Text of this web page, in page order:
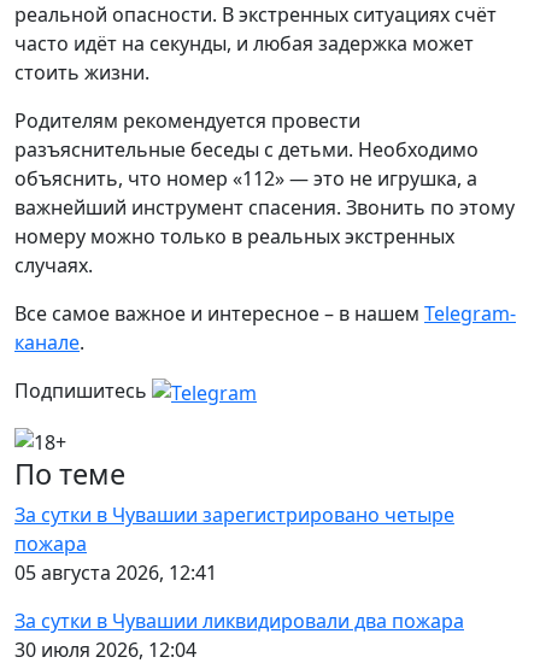
реальной опасности. В экстренных ситуациях счёт
часто идёт на секунды, и любая задержка может
стоить жизни.
Родителям рекомендуется провести
разъяснительные беседы с детьми. Необходимо
объяснить, что номер «112» — это не игрушка, а
важнейший инструмент спасения. Звонить по этому
номеру можно только в реальных экстренных
случаях.
Все самое важное и интересное – в нашем Telegram-
канале.
Подпишитесь
По теме
За сутки в Чувашии зарегистрировано четыре
пожара
05 августа 2026, 12:41
За сутки в Чувашии ликвидировали два пожара
30 июля 2026, 12:04